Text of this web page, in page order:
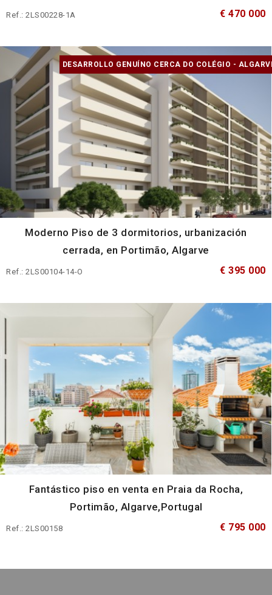
Ref.: 2LS00228-1A € 470 000
DESARROLLO GENUÍNO CERCA DO COLÉGIO -
Moderno Piso de 3 dormitorios, urbanización
cerrada, en Portimão, Algarve
Ref.: 2LS00104-14-O € 395 000
Fantástico piso en venta en Praia da Rocha,
Portimão, Algarve,Portugal
Ref.: 2LS00158 € 795 000